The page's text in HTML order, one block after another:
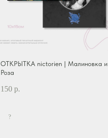
ОТКРЫТКА nictorien | Малиновка и
Роза
150 р.
?